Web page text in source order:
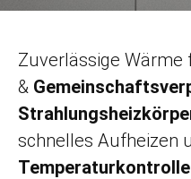
Zuverlässige Wärme
&
schnelles Aufheizen
Temperaturkontrolle